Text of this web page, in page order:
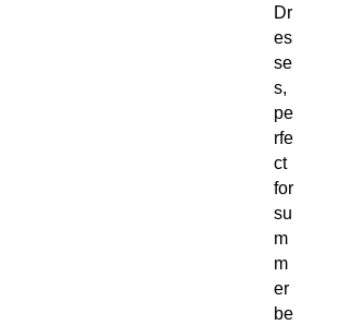
Dr
es
se
s,
pe
rfe
ct
for
su
m
m
er
be